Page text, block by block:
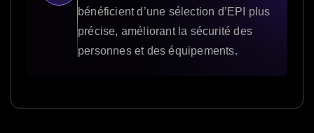
bénéficient d’une sélection d’EPI plus
précise, améliorant la sécurité des
personnes et des équipements.